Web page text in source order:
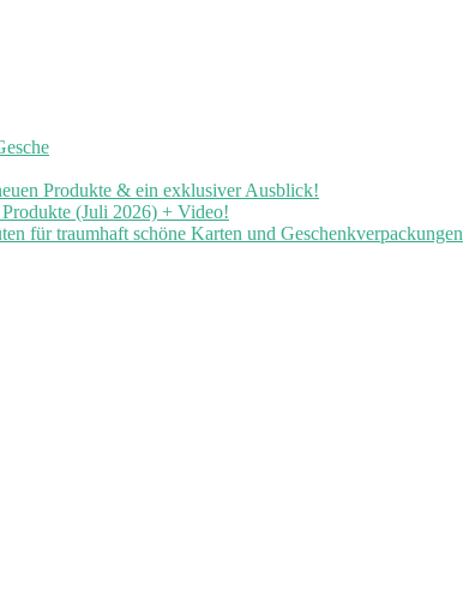
Produkte & ein exklusiver Ausblick!
(Juli 2026) + Video!
für traumhaft schöne Karten und Geschenkverpackungen